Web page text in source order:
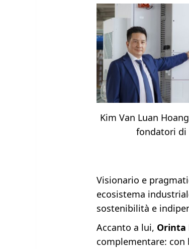
Kim Van Luan
fondatori di
Visionario e
ecosistema
sostenibilità e
Accanto a lui, Orinta
complementare: